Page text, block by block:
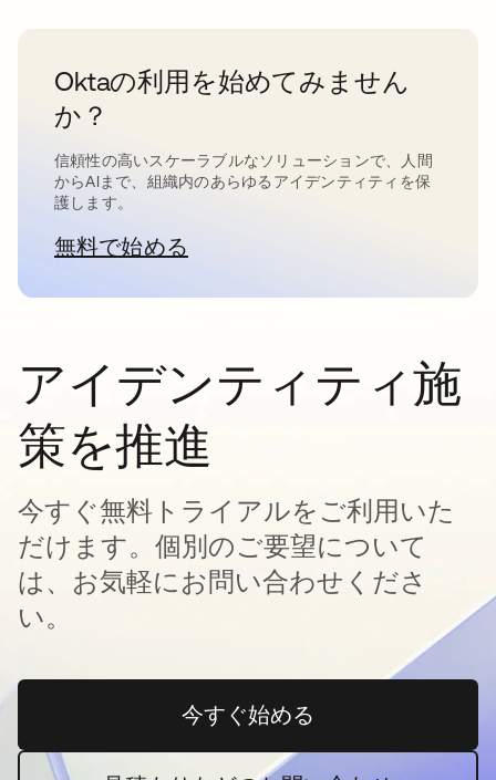
Oktaの利用を始めてみません
か？
信頼性の高いスケーラブルなソリューションで、人間
からAIまで、組織内のあらゆるアイデンティティを保
護します。
無料で始める新しいタブで開く
アイデンティティ施
策を推進
今すぐ無料トライアルをご利用いた
だけます。個別のご要望について
は、お気軽にお問い合わせくださ
い。
今すぐ始める新しいタブで開く